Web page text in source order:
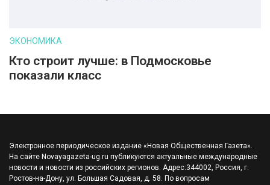
ЭКОНОМИКА
Кто строит лучше: в Подмосковье
показали класс
Электронное периодическое издание «Новая Общественная Газета».
На сайте Novayagazeta-ug.ru публикуются актуальные международные
новости и новости из российских регионов. Адрес:344002, Россия, г.
Ростов-на-Дону, ул. Большая Садовая, д. 58. По вопросам